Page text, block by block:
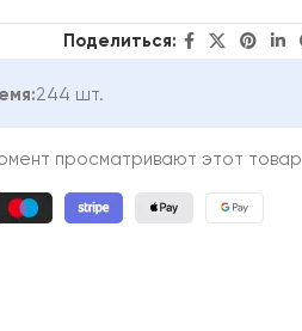
Поделиться:
244 шт.
просматривают этот товар